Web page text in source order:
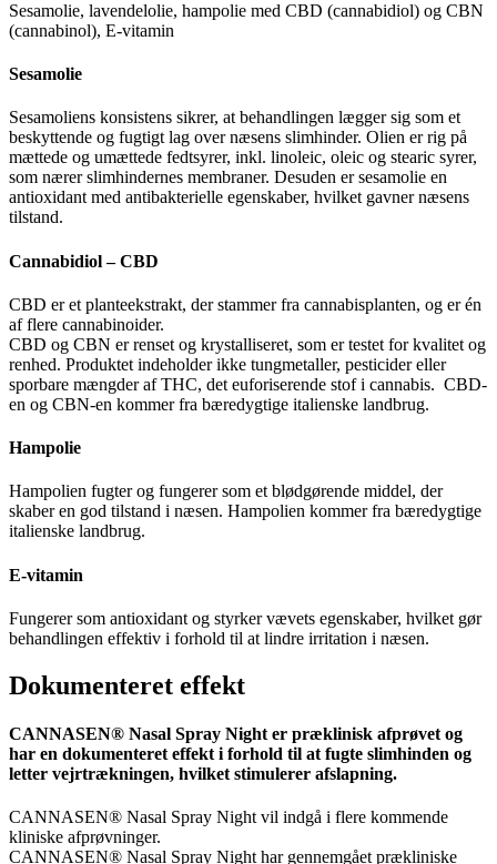
Sesamolie, lavendelolie, hampolie med CBD (cannabidiol) og CBN
(cannabinol), E-vitamin
Sesamolie
Sesamoliens konsistens sikrer, at behandlingen lægger sig som et
beskyttende og fugtigt lag over næsens slimhinder. Olien er rig på
mættede og umættede fedtsyrer, inkl. linoleic, oleic og stearic syrer,
som nærer slimhindernes membraner. Desuden er sesamolie en
antioxidant med antibakterielle egenskaber, hvilket gavner næsens
tilstand.
Cannabidiol – CBD
CBD er et planteekstrakt, der stammer fra cannabisplanten, og er én
af flere cannabinoider.
CBD og CBN er renset og krystalliseret, som er testet for kvalitet og
renhed. Produktet indeholder ikke tungmetaller, pesticider eller
sporbare mængder af THC, det euforiserende stof i cannabis. CBD-
en og CBN-en kommer fra bæredygtige italienske landbrug.
Hampolie
Hampolien fugter og fungerer som et blødgørende middel, der
skaber en god tilstand i næsen. Hampolien kommer fra bæredygtige
italienske landbrug.
E-vitamin
Fungerer som antioxidant og styrker vævets egenskaber, hvilket gør
behandlingen effektiv i forhold til at lindre irritation i næsen.
Dokumenteret effekt
CANNASEN® Nasal Spray Night er præklinisk afprøvet og
har en dokumenteret effekt i forhold til at fugte slimhinden og
letter vejrtrækningen, hvilket stimulerer afslapning.
CANNASEN® Nasal Spray Night vil indgå i flere kommende
kliniske afprøvninger.
CANNASEN® Nasal Spray Night har gennemgået prækliniske